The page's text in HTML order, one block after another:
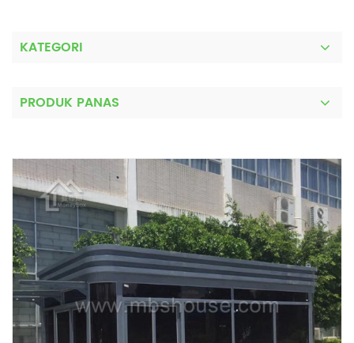
KATEGORI
PRODUK PANAS